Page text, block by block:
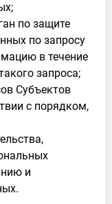
по защите
по запросу
в течение
запроса;
Субъектов
с порядком,
и